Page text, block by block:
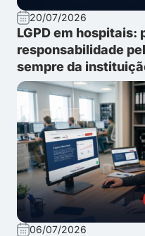
20/07/2026
LGPD em hospitais:
responsabilidade
sempre da
06/07/2026